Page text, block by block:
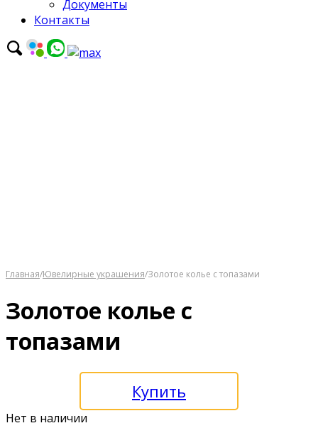
Документы
Контакты
Главная/Ювелирные украшения/Золотое колье с топазами
Золотое колье с
топазами
Купить
Нет в наличии